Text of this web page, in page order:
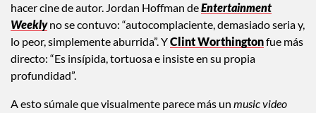
hacer cine de autor. Jordan Hoffman deEntertainment
Weeklyno se contuvo: “autocomplaciente, demasiado seria y,
lo peor, simplemente aburrida”. YClint Worthingtonfue más
directo: “Es insípida, tortuosa e insiste en su propia
profundidad”.
A esto súmale que visualmente parece más un music video